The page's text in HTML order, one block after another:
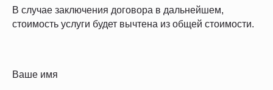
В случае заключения договора в дальнейшем,
стоимость услуги будет вычтена из общей стоимости.
Ваше имя